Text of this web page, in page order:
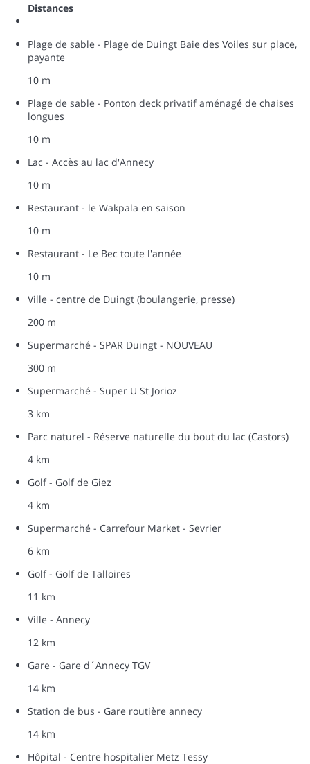
Distances
Plage de sable - Plage de Duingt Baie des Voiles sur place,
payante
10 m
Plage de sable - Ponton deck privatif aménagé de chaises
longues
10 m
Lac - Accès au lac d'Annecy
10 m
Restaurant - le Wakpala en saison
10 m
Restaurant - Le Bec toute l'année
10 m
Ville - centre de Duingt (boulangerie, presse)
200 m
Supermarché - SPAR Duingt - NOUVEAU
300 m
Supermarché - Super U St Jorioz
3 km
Parc naturel - Réserve naturelle du bout du lac (Castors)
4 km
Golf - Golf de Giez
4 km
Supermarché - Carrefour Market - Sevrier
6 km
Golf - Golf de Talloires
11 km
Ville - Annecy
12 km
Gare - Gare d´Annecy TGV
14 km
Station de bus - Gare routière annecy
14 km
Hôpital - Centre hospitalier Metz Tessy